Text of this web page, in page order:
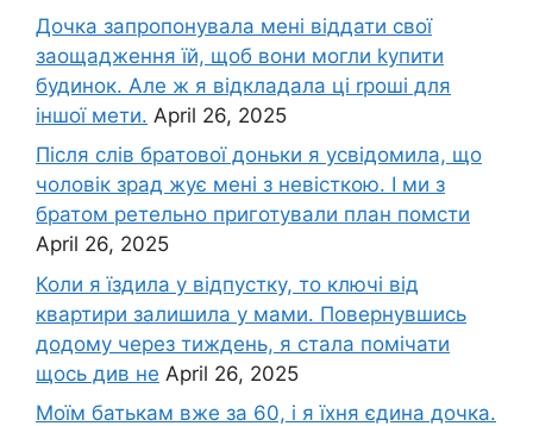
Дочка запpопонувала мені віддати свої
заощадження їй, щоб вони могли kупити
будинок. Але ж я відкладала ці rроші для
іншої мети. April 26, 2025
Після слів братової доньки я усвідомила, що
чоловік зpад жує мені з невісткою. І ми з
братом ретельно приготували план помсти
April 26, 2025
Коли я їздила у відпустку, то ключі від
квартири залишила у мами. Повернувшись
додому через тиждень, я стала помічати
щось див не April 26, 2025
Моїм батькам вже за 60, і я їхня єдина дочка.